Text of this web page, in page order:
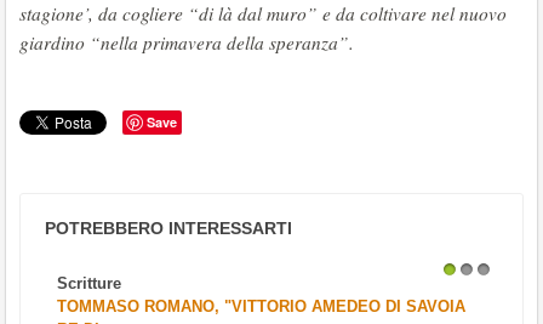
stagione’, da cogliere “di là dal muro” e da coltivare nel nuovo
giardino “nella primavera della speranza”.
Save
POTREBBERO INTERESSARTI
Scritture
TOMMASO ROMANO, "VITTORIO AMEDEO DI SAVOIA